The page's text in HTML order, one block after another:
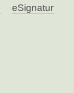
eSignatur